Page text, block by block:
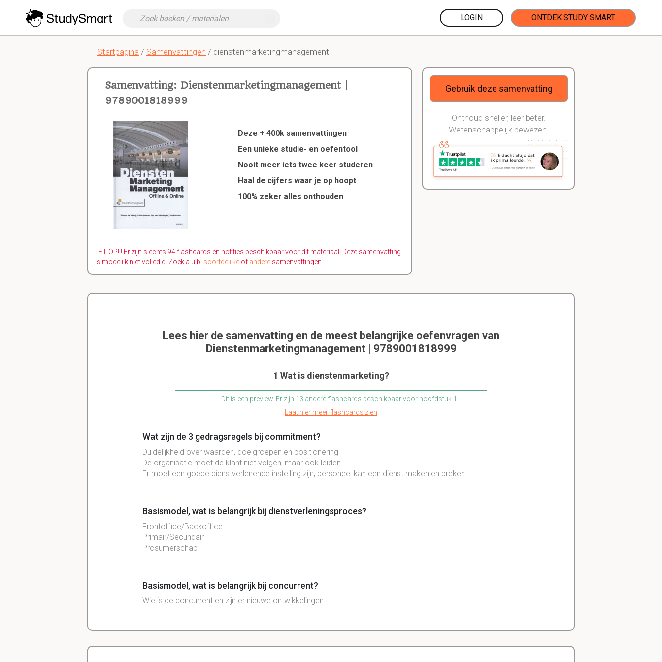
LOGIN ONTDEK STUDY SMART
Startpagina / Samenvattingen / dienstenmarketingmanagement
Samenvatting: Dienstenmarketingmanagement |
9789001818999
Deze + 400k samenvattingen
Een unieke studie- en oefentool
Nooit meer iets twee keer studeren
Haal de cijfers waar je op hoopt
100% zeker alles onthouden
LET OP!!! Er zijn slechts 94 flashcards en notities beschikbaar voor dit materiaal. Deze samenvatting
is mogelijk niet volledig. Zoek a.u.b. soortgelijke of andere samenvattingen.
Gebruik deze samenvatting
Onthoud sneller, leer beter.
Wetenschappelijk bewezen.
Lees hier de samenvatting en de meest belangrijke oefenvragen van
Dienstenmarketingmanagement | 9789001818999
1 Wat is dienstenmarketing?
Dit is een preview. Er zijn 13 andere flashcards beschikbaar voor hoofdstuk 1
Laat hier meer flashcards zien
Wat zijn de 3 gedragsregels bij commitment?
Duidelijkheid over waarden, doelgroepen en positionering
De organisatie moet de klant niet volgen, maar ook leiden
Er moet een goede dienstverlenende instelling zijn, personeel kan een dienst maken en breken.
Basismodel, wat is belangrijk bij dienstverleningsproces?
Frontoffice/Backoffice
Primair/Secundair
Prosumerschap
Basismodel, wat is belangrijk bij concurrent?
Wie is de concurrent en zijn er nieuwe ontwikkelingen